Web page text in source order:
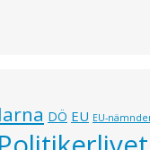
DÖ EU EU-